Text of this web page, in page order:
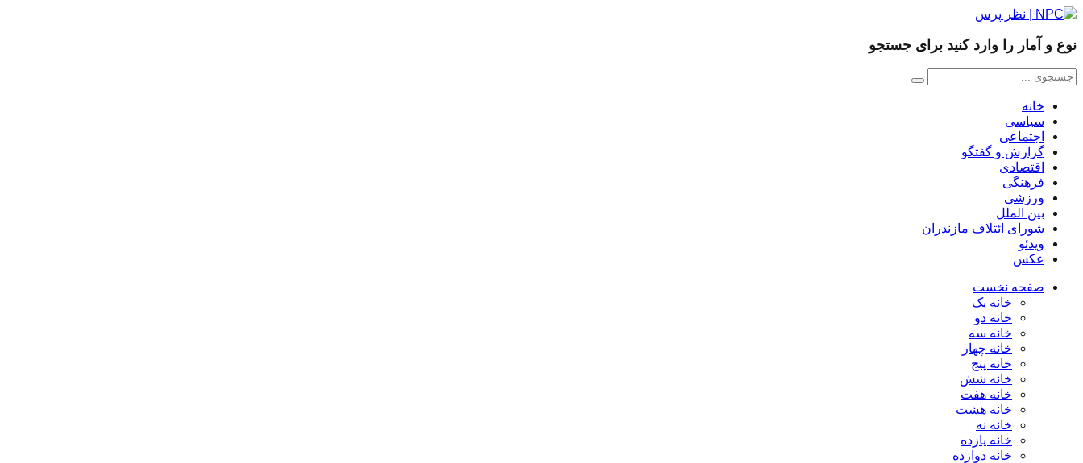
نوع و آمار را وارد کنید برای جستجو
خانه
سیاسی
اجتماعی
گزارش و گفتگو
اقتصادی
فرهنگی
ورزشی
بین الملل
شورای ائتلاف مازندران
ویدئو
عکس
صفحه نخست
خانه یک
خانه دو
خانه سه
خانه چهار
خانه پنج
خانه شش
خانه هفت
خانه هشت
خانه نه
خانه یازده
خانه دوازده